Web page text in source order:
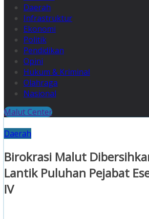
Daerah
Infrastruktur
Ekonomi
Politik
Pendidikan
Opini
Hukum & Kriminal
Olahraga
Nasional
Malut Center
Daerah
Birokrasi Malut
Lantik Puluhan Pejabat
IV